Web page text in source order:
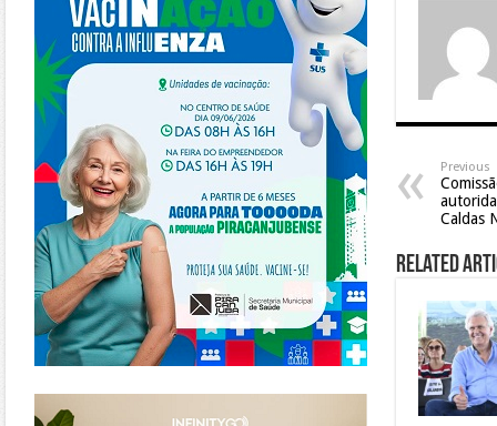
Previous
Caldas
Related
https://www.infinitygo.com.br/